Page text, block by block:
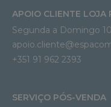
APOIO CLIENTE LOJA
Segunda a Domingo
+351 91 962 2393
SERVIÇO PÓS-VENDA